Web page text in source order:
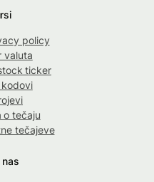
policy
valuta
ticker
o tečaju
tečajeve
nas